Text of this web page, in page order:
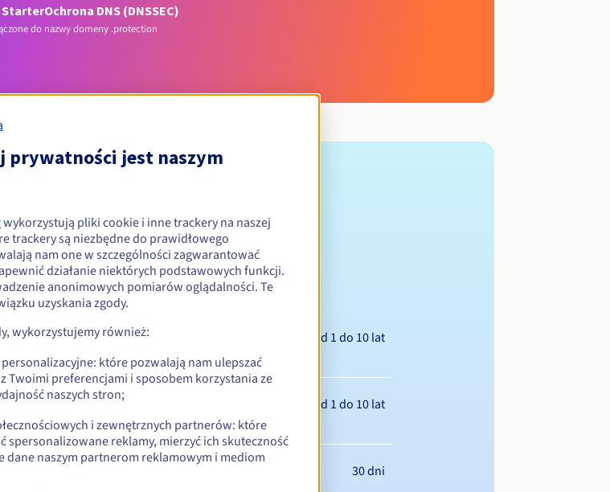
StarterOchrona DNS (DNSSEC)
do nazwy domeny .protection
bez ograniczeń geograficznych.
i powiadomienia
Od 1 do 10 lat
Od 1 do 10 lat
30 dni
prywatności jest naszym
wykorzystują pliki cookie i inne trackery na naszej
trackery są niezbędne do prawidłowego
nam one w szczególności zagwarantować
działanie niektórych podstawowych funkcji.
anonimowych pomiarów oglądalności. Te
uzyskania zgody.
wykorzystujemy również:
które pozwalają nam ulepszać
Twoimi preferencjami i sposobem korzystania ze
naszych stron;
i zewnętrznych partnerów: które
spersonalizowane reklamy, mierzyć ich skuteczność
dane naszym partnerom reklamowym i mediom